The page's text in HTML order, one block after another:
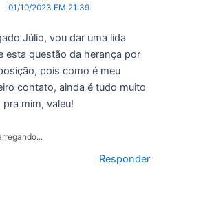
01/10/2023 EM 21:39
Júlio, vou dar uma lida
esta questão da herança por
pois como é meu
contato, ainda é tudo muito
pra mim, valeu!
Responder